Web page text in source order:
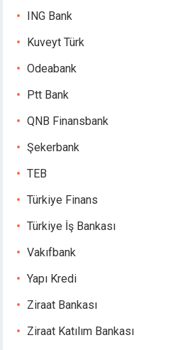
ING Bank
Kuveyt Türk
Odeabank
Ptt Bank
QNB Finansbank
Şekerbank
TEB
Türkiye Finans
Türkiye İş Bankası
Vakıfbank
Yapı Kredi
Ziraat Bankası
Ziraat Katılım Bankası